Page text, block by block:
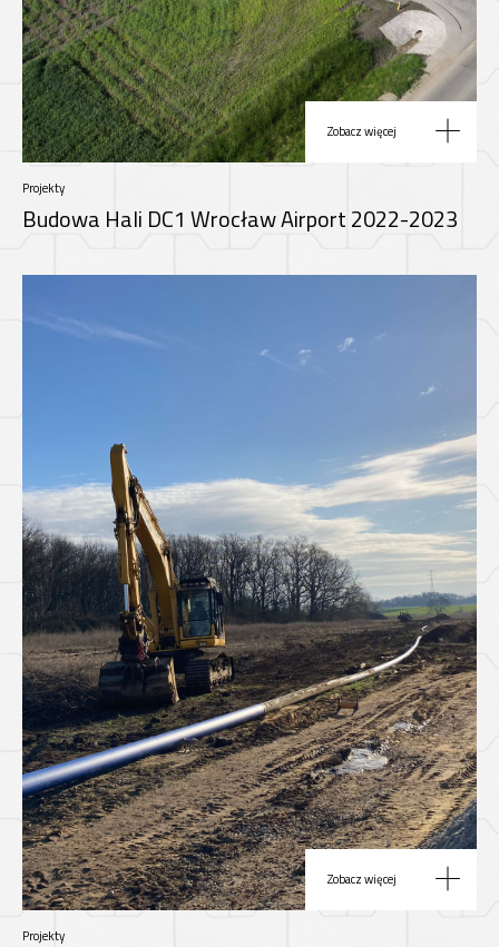
Zobacz więcej
Projekty
Budowa Hali DC1 Wrocław Airport 2022-2023
Zobacz więcej
Projekty